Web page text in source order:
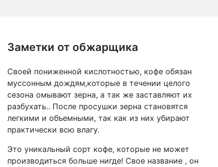
Заметки от обжарщика
Своей пониженной кислотностью, кофе обязан
муссонным дождям,которые в течении целого
сезона омывают зерна, а так же заставляют их
разбухать.. После просушки зерна становятся
легкими и объемными, так как из них убирают
практически всю влагу.
Это уникальный сорт кофе, которые не может
производиться больше нигде! Свое название , он